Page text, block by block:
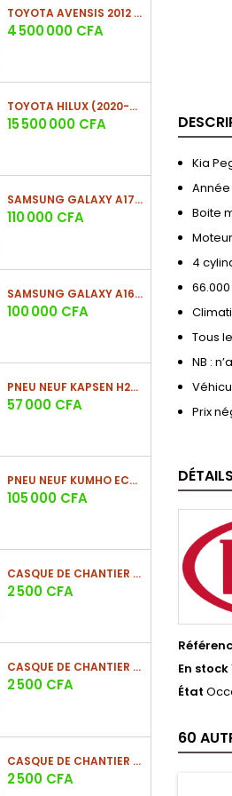
TOYOTA AVENSIS 2012 (PHASE 2)
Prix
4 500 000 CFA
TOYOTA HILUX (2020-2021)
Prix
15 500 000 CFA
SAMSUNG GALAXY A17 (4GO/128GO)
Prix
110 000 CFA
SAMSUNG GALAXY A16 4G (4GO/128GO)
Prix
100 000 CFA
PNEU NEUF KAPSEN H202 225/60 R18 100H
Prix
57 000 CFA
PNEU NEUF KUMHO ECSTA HS52 225/60 R17 99V
Prix
105 000 CFA
CASQUE DE CHANTIER BLEU EN PE 380G
Prix
2 500 CFA
CASQUE DE CHANTIER ROUGE EN PE 380G
Prix
2 500 CFA
CASQUE DE CHANTIER ROUGE EN PE 330G - NOUVEAU MODÈLE
Prix
2 500 CFA
Kia
Année
Boite
4
Tous
NB :
Prix
En stock
État
60